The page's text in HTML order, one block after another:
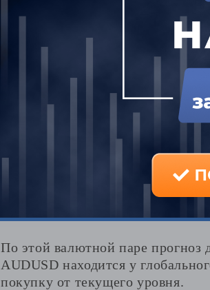
ЛУД построен по вчерашнему
диапазоне 108,75-108,94.
разворота в указанном диапазоне.
Если формируется W-образная
будет открывать длинные
зафиксировать только
безубыток и ждать развития
AUDUSD: ждем
По этой валютной паре прогноз
AUDUSD находится у
покупку от текущего уровня.